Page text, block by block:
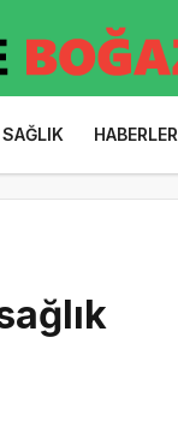
SAĞLIK HABERLER